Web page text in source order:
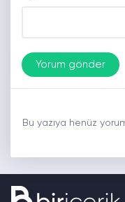
Bu yazıya henüz